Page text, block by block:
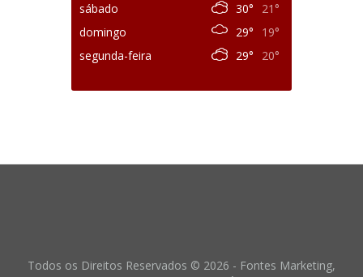
sábado
30°
21°
domingo
29°
19°
segunda-feira
29° 20°
Todos os Direitos Reservados © 2026 - Fontes Marketing,